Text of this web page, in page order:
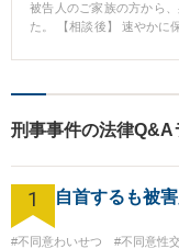
していただくよう嘆願を
人は釈放されました。 【
し、謝罪文を再度作成い
くなどすることによって
被告人のご家族の方から
た。 【相談後】 速やかに
だきました。 このような
そして、準備した書類を
に対応する必要がありま
刑事事件の法律Q&A
1 自首するも被
#不同意わいせつ #不同意性